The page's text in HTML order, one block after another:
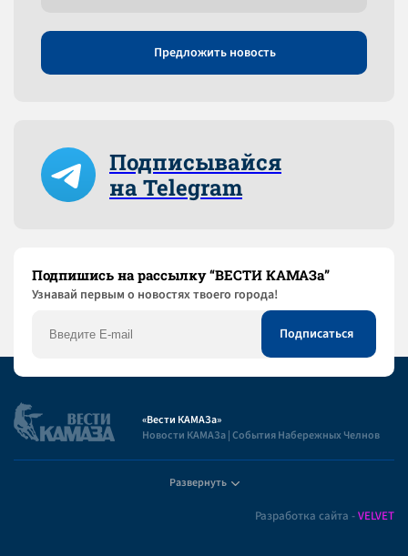
Предложить новость
Подписывайся
на Telegram
Подпишись на рассылку “ВЕСТИ КАМАЗа”
Узнaвай первым о новостях твоего города!
«Вести КАМАЗа»
Новости КАМАЗа | События Набережных Челнов
Развернуть
Разработка сайта -VELVET